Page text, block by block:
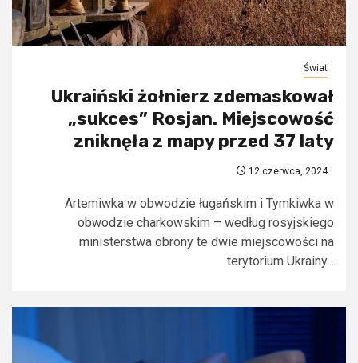
Świat
Ukraiński żołnierz zdemaskował
„sukces” Rosjan. Miejscowość
zniknęła z mapy przed 37 laty
12 czerwca, 2024
Artemiwka w obwodzie ługańskim i Tymkiwka w
obwodzie charkowskim – według rosyjskiego
ministerstwa obrony te dwie miejscowości na
terytorium Ukrainy...